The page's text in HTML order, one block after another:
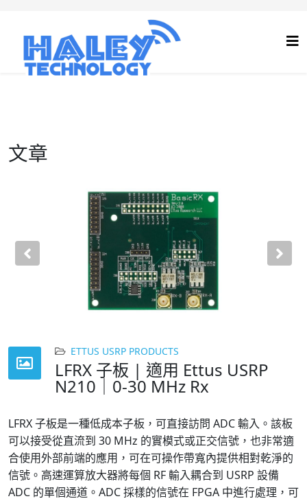
文章
Previous
ETTUS USRP PRODUCTS
LFRX 子板 | 適用 Ettus USRP
N210｜0-30 MHz Rx
LFRX 子板是一種低成本子板，可直接訪問 ADC 輸入。該板
可以接受從直流到 30 MHz 的實模式或正交信號，也非常適
合使用外部前端的應用，可在可操作帶寬內提供相對乾淨的
信號。高速運算放大器將每個 RF 輸入耦合到 USRP 設備
ADC 的單個通道。ADC 採樣的信號在 FPGA 中進行處理，可